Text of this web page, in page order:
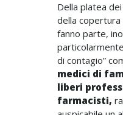
Della platea
della copertura
fanno parte,
di contagio”
medici di
liberi
farmacisti,